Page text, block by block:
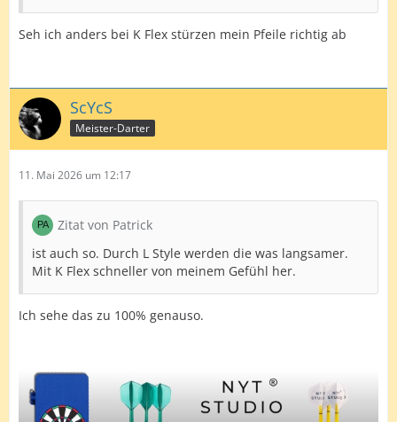
Seh ich anders bei K Flex stürzen mein Pfeile richtig ab
ScYcS
Meister-Darter
11. Mai 2026 um 12:17
Zitat von Patrick
ist auch so. Durch L Style werden die was langsamer.
Mit K Flex schneller von meinem Gefühl her.
Ich sehe das zu 100% genauso.